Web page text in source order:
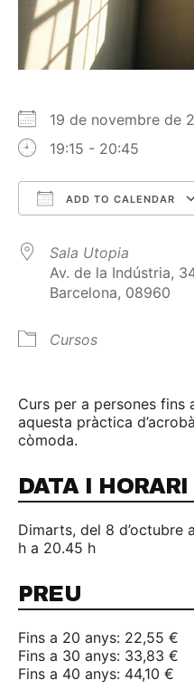
19 de novembre
19:15 - 20:45
ADD TO CALENDAR
Sala Utopia
Av. de la Indústria,
Barcelona, 08960
Cursos
Curs per a persones fins
aquesta pràctica
còmoda.
DATA I HORARI
Dimarts, del 8 d’octubre
h a 20.45 h
PREU
Fins a 20 anys: 22,55 €
Fins a 30 anys: 33,83 €
Fins a 40 anys: 44,10 €